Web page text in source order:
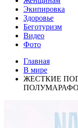
Экипировка
Здоровье
Беготуризм
Видео
Фото
Главная
В мире
ЖЕСТКИЕ